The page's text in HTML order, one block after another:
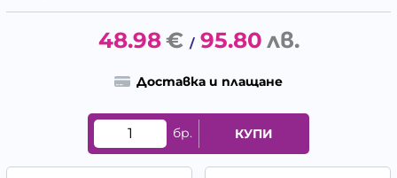
48.98€ / 95.80 лв.
Доставка и плащане
бр. КУПИ